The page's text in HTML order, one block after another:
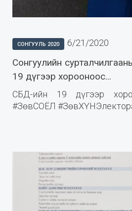
СОНГУУЛЬ 2020 6/21/2020
Сонгуулийн
19 дүгээр хорооноос...
СБД-ийн 19 дүгээр
#ЗөвСОЁЛ